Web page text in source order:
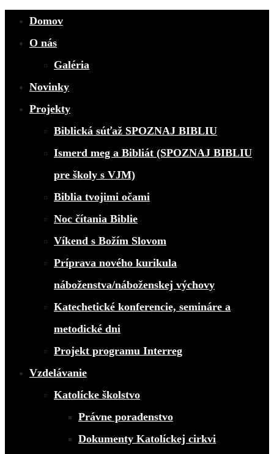
Domov
O nás
Galéria
Novinky
Projekty
Biblická súťaž SPOZNAJ BIBLIU
Ismerd meg a Bibliát (SPOZNAJ BIBLIU
pre školy s VJM)
Biblia tvojimi očami
Noc čítania Biblie
Víkend s Božím Slovom
Príprava nového kurikula
náboženstva/náboženskej výchovy
Katechetické konferencie, semináre a
metodické dni
Projekt programu Interreg
Vzdelávanie
Katolícke školstvo
Právne poradenstvo
Dokumenty Katolíckej cirkvi